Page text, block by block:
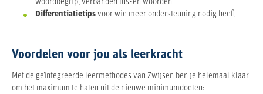
woordbegrip, verbanden tussen woorden
Differentiatietips voor wie meer ondersteuning nodig heeft
Voordelen voor jou als leerkracht
Met de geïntegreerde leermethodes van Zwijsen ben je helemaal klaar
om het maximum te halen uit de nieuwe minimumdoelen: